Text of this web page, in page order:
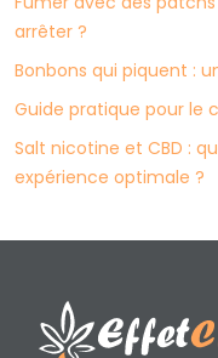
arrêter ?
Bonbons qui piquent :
Guide pratique pour le
Salt nicotine et CBD :
expérience optimale ?